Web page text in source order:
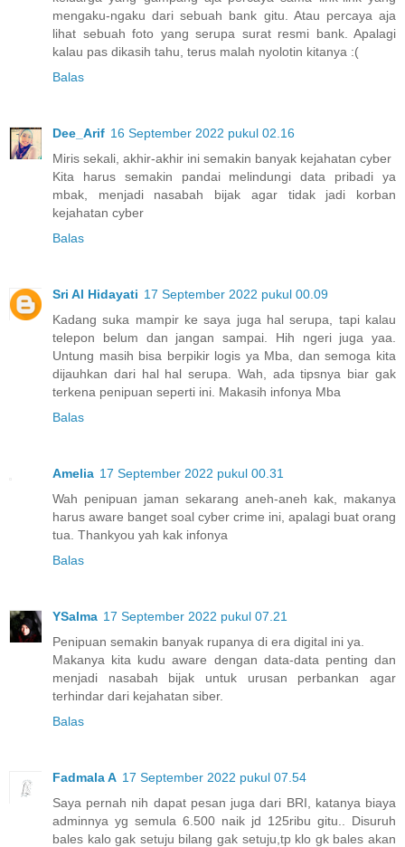
mengaku-ngaku dari sebuah bank gitu. Atau percaya aja
lihat sebuah foto yang serupa surat resmi bank. Apalagi
kalau pas dikasih tahu, terus malah nyolotin kitanya :(
Balas
Dee_Arif 16 September 2022 pukul 02.16
Miris sekali, akhir-akhir ini semakin banyak kejahatan cyber
Kita harus semakin pandai melindungi data pribadi ya
mbak, menjadi nasabah bijak agar tidak jadi korban
kejahatan cyber
Balas
Sri Al Hidayati 17 September 2022 pukul 00.09
Kadang suka mampir ke saya juga hal serupa, tapi kalau
telepon belum dan jangan sampai. Hih ngeri juga yaa.
Untung masih bisa berpikir logis ya Mba, dan semoga kita
dijauhkan dari hal hal serupa. Wah, ada tipsnya biar gak
terkena penipuan seperti ini. Makasih infonya Mba
Balas
Amelia 17 September 2022 pukul 00.31
Wah penipuan jaman sekarang aneh-aneh kak, makanya
harus aware banget soal cyber crime ini, apalagi buat orang
tua. Thankyou yah kak infonya
Balas
YSalma 17 September 2022 pukul 07.21
Penipuan semakin banyak rupanya di era digital ini ya.
Makanya kita kudu aware dengan data-data penting dan
menjadi nasabah bijak untuk urusan perbankan agar
terhindar dari kejahatan siber.
Balas
Fadmala A 17 September 2022 pukul 07.54
Saya pernah nih dapat pesan juga dari BRI, katanya biaya
adminnya yg semula 6.500 naik jd 125ribu gitu.. Disuruh
bales kalo gak setuju bilang gak setuju,tp klo gk bales akan